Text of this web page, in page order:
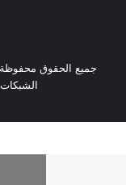
الشبكات